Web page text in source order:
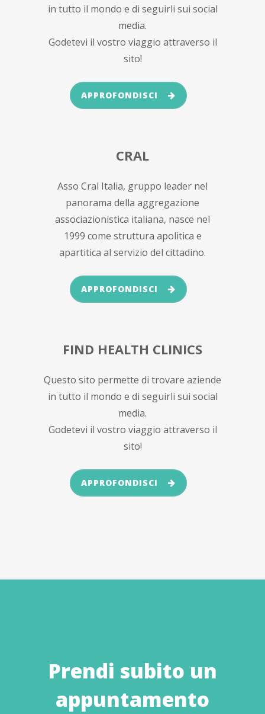
in tutto il mondo e di seguirli sui social
media.
Godetevi il vostro viaggio attraverso il
sito!
APPROFONDISCI
CRAL
Asso Cral Italia, gruppo leader nel
panorama della aggregazione
associazionistica italiana, nasce nel
1999 come struttura apolitica e
apartitica al servizio del cittadino.
APPROFONDISCI
FIND HEALTH CLINICS
Questo sito permette di trovare aziende
in tutto il mondo e di seguirli sui social
media.
Godetevi il vostro viaggio attraverso il
sito!
APPROFONDISCI
Prendi subito un
appuntamento